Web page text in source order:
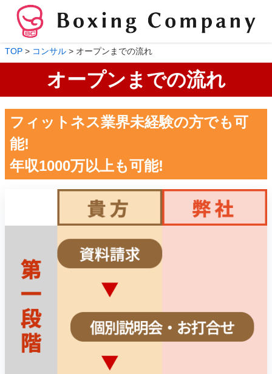
TOP > コンサル > オープンまでの流れ
オープンまでの流れ
フィットネス業界未経験の方でも可
能!
年収1000万以上も可能!